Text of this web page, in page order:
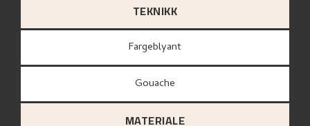
TEKNIKK
Fargeblyant
Gouache
MATERIALE